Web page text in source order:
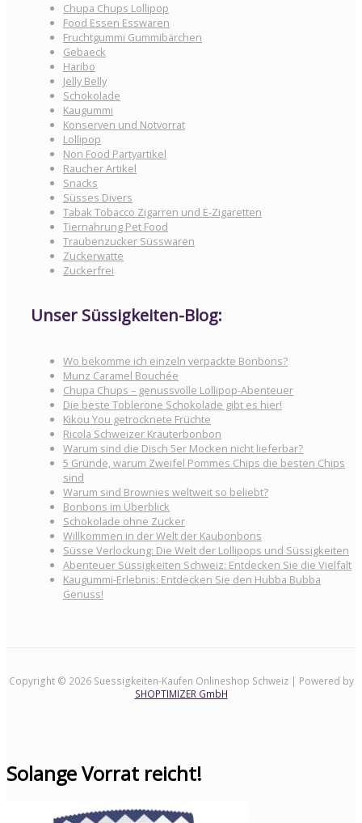
Chupa Chups Lollipop
Food Essen Esswaren
Fruchtgummi Gummibärchen
Gebaeck
Haribo
Jelly Belly
Schokolade
Kaugummi
Konserven und Notvorrat
Lollipop
Non Food Partyartikel
Raucher Artikel
Snacks
Süsses Divers
Tabak Tobacco Zigarren und E-Zigaretten
Tiernahrung Pet Food
Traubenzucker Süsswaren
Zuckerwatte
Zuckerfrei
Unser Süssigkeiten-Blog:
Wo bekomme ich einzeln verpackte Bonbons?
Munz Caramel Bouchée
Chupa Chups – genussvolle Lollipop-Abenteuer
Die beste Toblerone Schokolade gibt es hier!
Kikou You getrocknete Früchte
Ricola Schweizer Kräuterbonbon
Warum sind die Disch 5er Mocken nicht lieferbar?
5 Gründe, warum Zweifel Pommes Chips die besten Chips
sind
Warum sind Brownies weltweit so beliebt?
Bonbons im Überblick
Schokolade ohne Zucker
Willkommen in der Welt der Kaubonbons
Süsse Verlockung: Die Welt der Lollipops und Süssigkeiten
Abenteuer Süssigkeiten Schweiz: Entdecken Sie die Vielfalt
Kaugummi-Erlebnis: Entdecken Sie den Hubba Bubba
Genuss!
Copyright © 2026 Suessigkeiten-Kaufen Onlineshop Schweiz | Powered by
SHOPTIMIZER GmbH
Solange Vorrat reicht!